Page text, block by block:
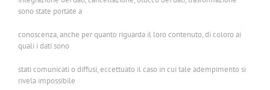
sono state portate a
conoscenza, anche per quanto riguarda il loro contenuto, di coloro ai
quali i dati sono
stati comunicati o diffusi, eccettuato il caso in cui tale adempimento si
rivela impossibile